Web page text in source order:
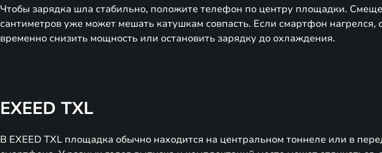
Чтобы зарядка шла стабильно, положите телефон по центру площадки.
сантиметров уже может мешать катушкам совпасть. Если смартфон нагрелся,
временно снизить мощность или остановить зарядку до охлаждения.
EXEED TXL
В EXEED TXL площадка обычно находится на центральном тоннеле или в